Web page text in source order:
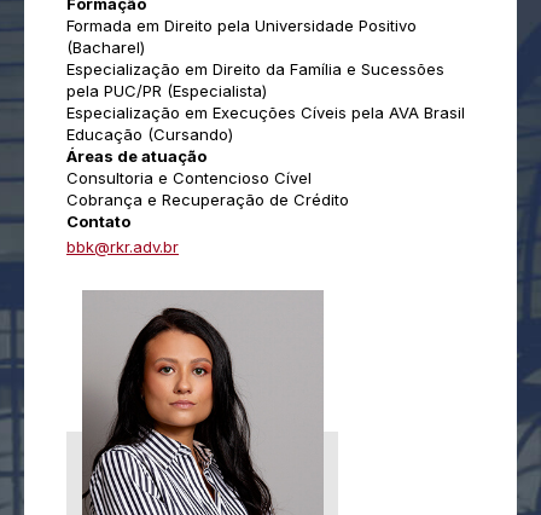
Formada em Direito pela Universidade Positivo
(Bacharel)
Especialização em Direito da Família e Sucessões
pela PUC/PR (Especialista)
Especialização em Execuções Cíveis pela AVA Brasil
Educação (Cursando)
Áreas de atuação
Consultoria e Contencioso Cível
Cobrança e Recuperação de Crédito
Contato
bbk@rkr.adv.br